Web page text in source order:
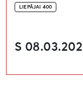
LIEPĀJAI 400
S